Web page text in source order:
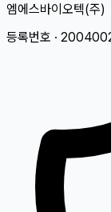
엠에스바이오텍(주)
등록번호 ·